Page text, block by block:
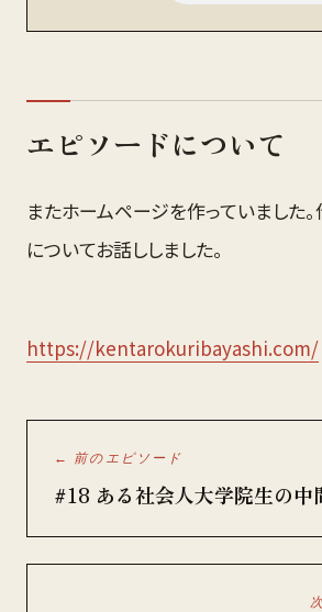
エピソードについて
またホームページを作っていました
についてお話ししました。
https://kentarokuribayashi.com/
← 前のエピソード
#18 ある社会人大学院生の中